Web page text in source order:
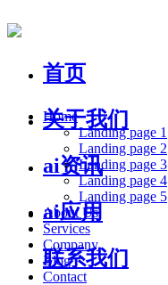
首页
关于我们
ai资讯
ai应用
联系我们
Home
Landing page 1
Landing page 2
Landing page 3
Landing page 4
Landing page 5
About Us
Services
Company
Blog
Contact